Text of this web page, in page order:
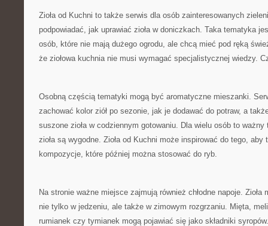
Zioła od Kuchni to także serwis dla osób zainteresowanych
podpowiadać, jak uprawiać zioła w doniczkach. Taka tematyka
osób, które nie mają dużego ogrodu, ale chcą mieć pod ręką
że ziołowa kuchnia nie musi wymagać specjalistycznej wiedzy.
Osobną częścią tematyki mogą być aromatyczne mieszanki.
zachować kolor ziół po sezonie, jak je dodawać do potraw, a
suszone zioła w codziennym gotowaniu. Dla wielu osób to
zioła są wygodne. Zioła od Kuchni może inspirować do tego, aby
kompozycje, które później można stosować do ryb.
Na stronie ważne miejsce zajmują również chłodne napoje.
nie tylko w jedzeniu, ale także w zimowym rozgrzaniu. Mięta,
rumianek czy tymianek mogą pojawiać się jako składniki